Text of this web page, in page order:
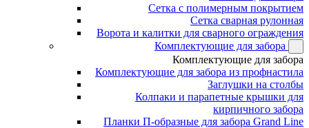
Сетка с полимерным покрытием
Сетка сварная рулонная
Ворота и калитки для сварного ограждения
Комплектующие для забора
Комплектующие для забора
Комплектующие для забора из профнастила
Заглушки на столбы
Колпаки и парапетные крышки для
кирпичного забора
Планки П-образные для забора Grand Line